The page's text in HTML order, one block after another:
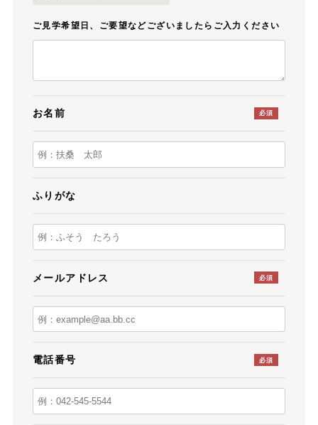
ご見学希望日、ご要望などございましたらご入力ください
お名前 必須
ふりがな
メールアドレス 必須
電話番号 必須